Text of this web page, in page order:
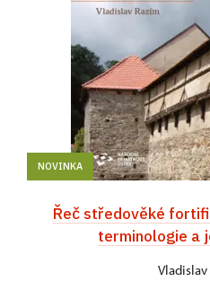
NOVINKA
Řeč středověké
terminologie a
Vladislav